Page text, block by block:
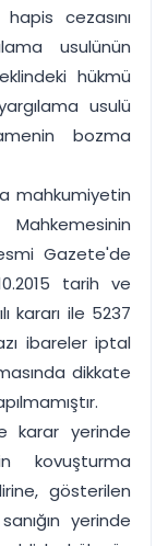
cezasını
usulünün
hükmü
usulü
bozma
mahkumiyetin
Gazete'de
tarih ve
kararı ile 5237
ibareler iptal
dikkate
karar yerinde
kovuşturma
gösterilen
yerinde